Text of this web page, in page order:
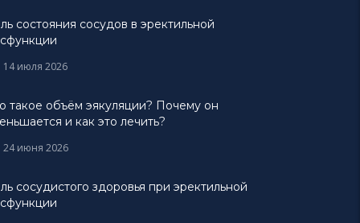
состояния сосудов в эректильной
14 июля 2026
такое объём эякуляции? Почему он
и как это лечить?
24 июня 2026
сосудистого здоровья при эректильной